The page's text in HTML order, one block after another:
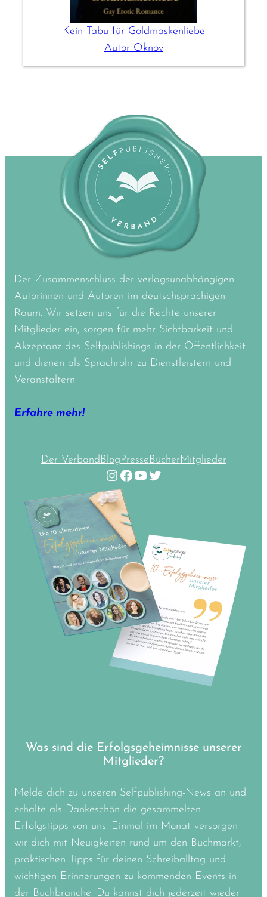
Kein Tabu für Goldmaskenliebe
Autor Oknov
Der Zusammenschluss der verlagsunabhängigen
Autorinnen und Autoren im deutschsprachigen
Raum. Wir setzen uns für die Rechte unserer
Mitglieder ein, sorgen für mehr Sichtbarkeit und
Akzeptanz des Selfpublishings in der Öffentlichkeit
und dienen als Sprachrohr zu Dienstleistern und
Veranstaltern.
Erfahre mehr!
Der VerbandBlogPresseBücherMitglieder
Instagram Facebook YouTube Twitter
Was sind die Erfolgsgeheimnisse unserer
Mitglieder?
Melde dich zu unseren Selfpublishing-News an und
erhalte als Dankeschön die gesammelten
Erfolgstipps von uns. Einmal im Monat versorgen
wir dich mit Neuigkeiten rund um den Buchmarkt,
praktischen Tipps für deinen Schreiballtag und
wichtigen Erinnerungen zu kommenden Events in
der Buchbranche. Du kannst dich jederzeit wieder